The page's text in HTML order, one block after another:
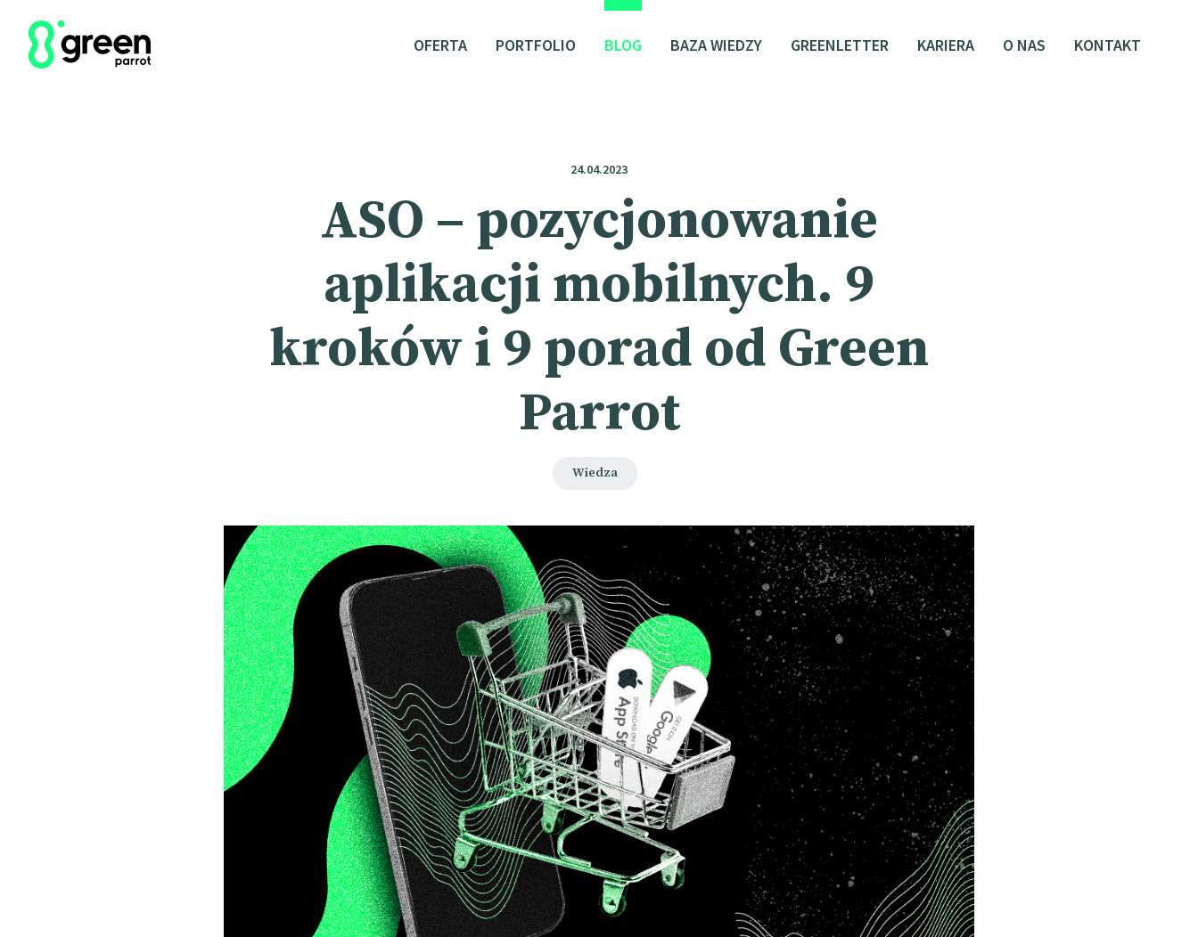
OFERTA PORTFOLIO BLOG BAZA WIEDZY GREENLETTER KARIERA O NAS KONTAKT
24.04.2023
ASO – pozycjonowanie
aplikacji mobilnych. 9
kroków i 9 porad od Green
Parrot
Wiedza